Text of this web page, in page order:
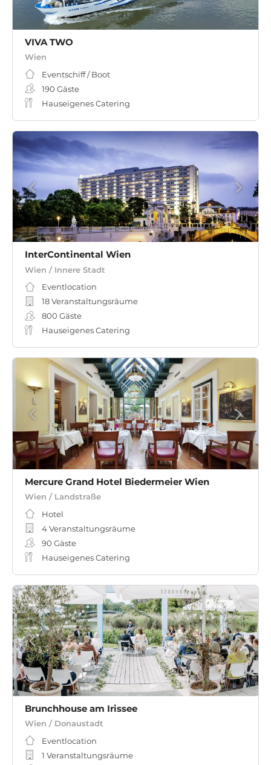
VIVA TWO
Wien
Eventschiff / Boot
190 Gäste
Hauseigenes Catering
InterContinental Wien
Wien / Innere Stadt
Eventlocation
18 Veranstaltungsräume
800 Gäste
Hauseigenes Catering
Mercure Grand Hotel Biedermeier Wien
Wien / Landstraße
Hotel
4 Veranstaltungsräume
90 Gäste
Hauseigenes Catering
Brunchhouse am Irissee
Wien / Donaustadt
Eventlocation
1 Veranstaltungsräume